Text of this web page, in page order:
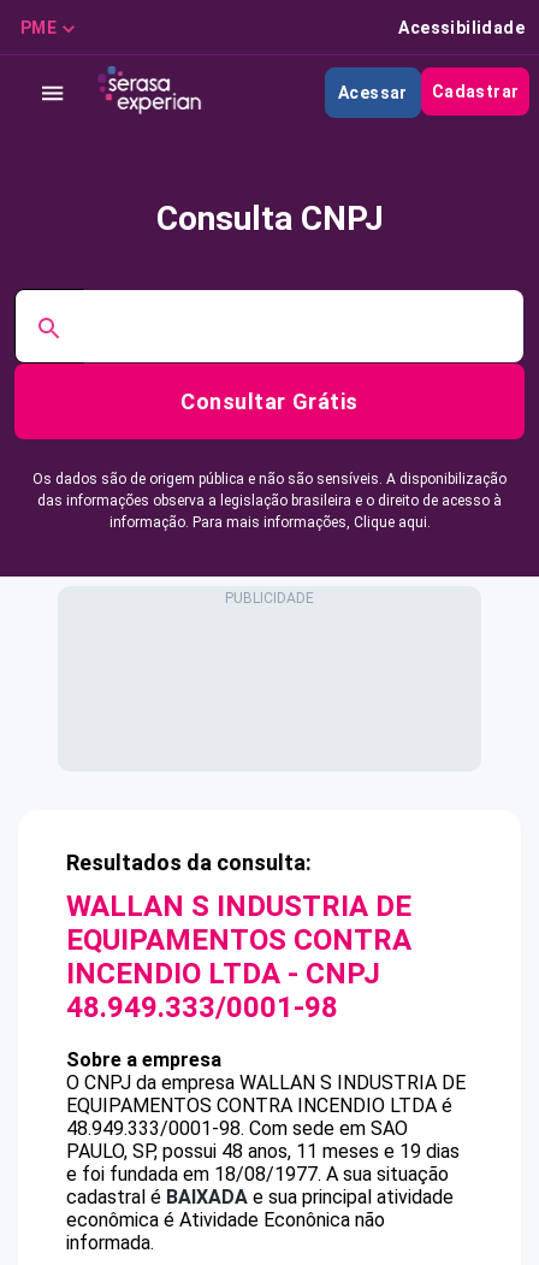
PME Acessibilidade
Acessar Cadastrar
Consulta CNPJ
Consultar Grátis
Os dados são de origem pública e não são sensíveis. A disponibilização
das informações observa a legislação brasileira e o direito de acesso à
informação. Para mais informações, Clique aqui.
Resultados da consulta:
WALLAN S INDUSTRIA DE
EQUIPAMENTOS CONTRA
INCENDIO LTDA - CNPJ
48.949.333/0001-98
Sobre a empresa
O CNPJ da empresa WALLAN S INDUSTRIA DE
EQUIPAMENTOS CONTRA INCENDIO LTDA é
48.949.333/0001-98. Com sede em SAO
PAULO, SP, possui 48 anos, 11 meses e 19 dias
e foi fundada em 18/08/1977. A sua situação
cadastral é BAIXADA e sua principal atividade
econômica é Atividade Econônica não
informada.